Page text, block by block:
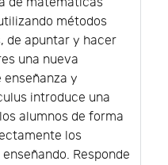
métodos
de apuntar y hacer
una nueva
y
introduce una
alumnos de forma
los
Responde